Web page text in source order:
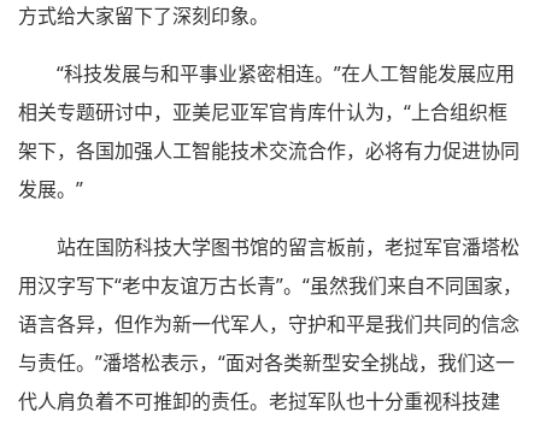
方式给大家留下了深刻印象。
“科技发展与和平事业紧密相连。”在人工智能发展应用
相关专题研讨中，亚美尼亚军官肯库什认为，“上合组织框
架下，各国加强人工智能技术交流合作，必将有力促进协同
发展。”
站在国防科技大学图书馆的留言板前，老挝军官潘塔松
用汉字写下“老中友谊万古长青”。“虽然我们来自不同国家，
语言各异，但作为新一代军人，守护和平是我们共同的信念
与责任。”潘塔松表示，“面对各类新型安全挑战，我们这一
代人肩负着不可推卸的责任。老挝军队也十分重视科技建